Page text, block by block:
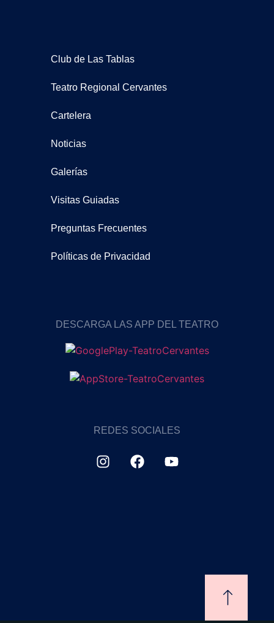
Club de Las Tablas
Teatro Regional Cervantes
Cartelera
Noticias
Galerías
Visitas Guiadas
Preguntas Frecuentes
Políticas de Privacidad
DESCARGA LAS APP DEL TEATRO
REDES SOCIALES